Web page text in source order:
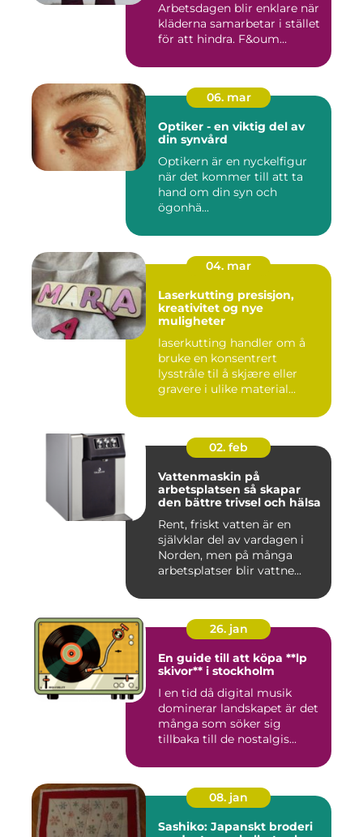
Arbetsdagen blir enklare när
kläderna samarbetar i stället
för att hindra. F&oum...
06. mar
Optiker - en viktig del av
din synvård
Optikern är en nyckelfigur
när det kommer till att ta
hand om din syn och
ögonhä...
04. mar
Laserkutting presisjon,
kreativitet og nye
muligheter
laserkutting handler om å
bruke en konsentrert
lysstråle til å skjære eller
gravere i ulike material...
02. feb
Vattenmaskin på
arbetsplatsen så skapar
den bättre trivsel och hälsa
Rent, friskt vatten är en
självklar del av vardagen i
Norden, men på många
arbetsplatser blir vattne...
26. jan
En guide till att köpa **lp
skivor** i stockholm
I en tid då digital musik
dominerar landskapet är det
många som söker sig
tillbaka till de nostalgis...
08. jan
Sashiko: Japanskt broderi